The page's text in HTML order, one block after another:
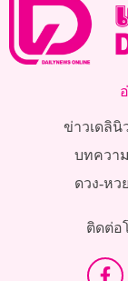
ข่าวเดลินิ
บทความ
ดวง-หวย
ติดต่